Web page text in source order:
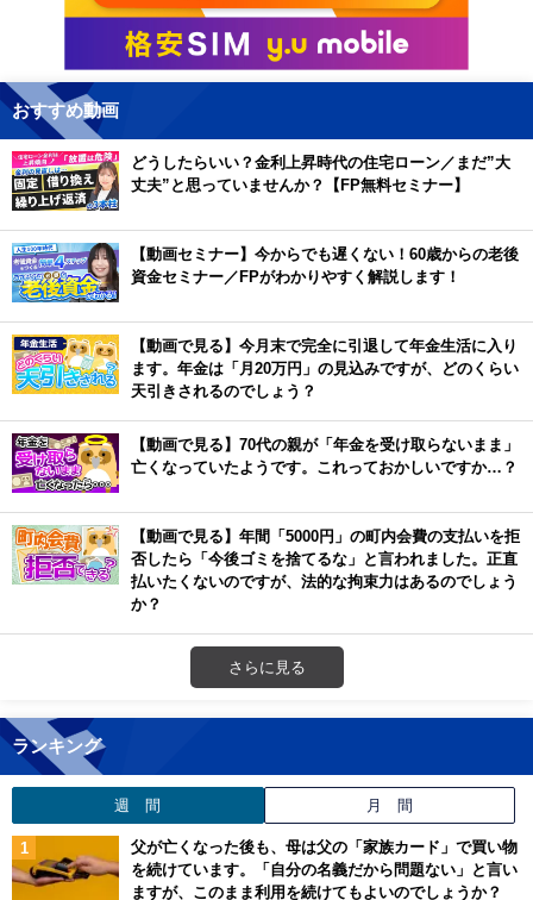
おすすめ動画
どうしたらいい？金利上昇時代の住宅ローン／まだ”大
丈夫”と思っていませんか？【FP無料セミナー】
【動画セミナー】今からでも遅くない！60歳からの老後
資金セミナー／FPがわかりやすく解説します！
【動画で見る】今月末で完全に引退して年金生活に入り
ます。年金は「月20万円」の見込みですが、どのくらい
天引きされるのでしょう？
【動画で見る】70代の親が「年金を受け取らないまま」
亡くなっていたようです。これっておかしいですか…？
【動画で見る】年間「5000円」の町内会費の支払いを拒
否したら「今後ゴミを捨てるな」と言われました。正直
払いたくないのですが、法的な拘束力はあるのでしょう
か？
さらに見る
ランキング
週 間 月 間
父が亡くなった後も、母は父の「家族カード」で買い物
を続けています。「自分の名義だから問題ない」と言い
ますが、このまま利用を続けてもよいのでしょうか？